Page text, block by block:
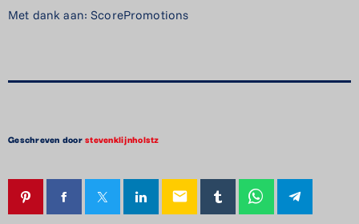
Met dank aan: ScorePromotions
Geschreven doorstevenklijnholstz
email